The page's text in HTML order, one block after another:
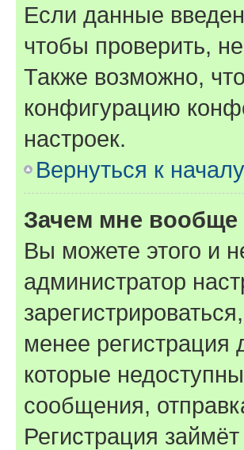
Если данные
чтобы проверить,
Также возможно,
конфигурацию
настроек.
Вернуться к началу
Зачем мне вообще
Вы можете этого и
администратор
менее регистрация
которые
сообщения,
Регистрация